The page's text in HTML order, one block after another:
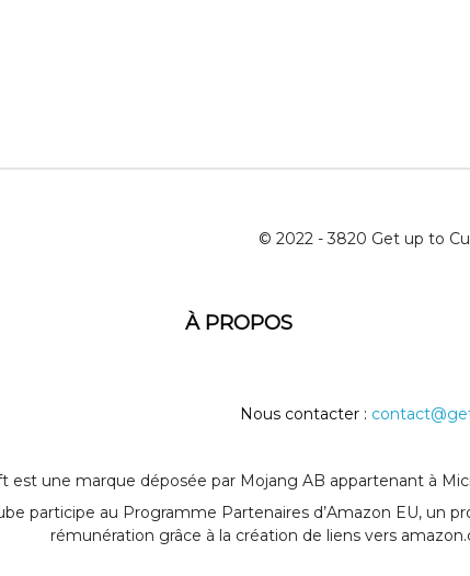
© 2022 - 3820 Get up to
À PROPOS
Nous contacter :
est une marque déposée par Mojang AB appartenant à
participe au Programme Partenaires d’Amazon EU, un
rémunération grâce à la création de liens vers